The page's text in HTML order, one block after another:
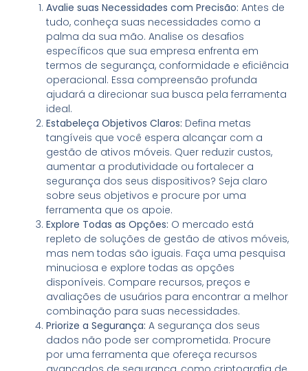
Avalie suas Necessidades com Precisão: Antes de
tudo, conheça suas necessidades como a
palma da sua mão. Analise os desafios
específicos que sua empresa enfrenta em
termos de segurança, conformidade e eficiência
operacional. Essa compreensão profunda
ajudará a direcionar sua busca pela ferramenta
ideal.
Estabeleça Objetivos Claros: Defina metas
tangíveis que você espera alcançar com a
gestão de ativos móveis. Quer reduzir custos,
aumentar a produtividade ou fortalecer a
segurança dos seus dispositivos? Seja claro
sobre seus objetivos e procure por uma
ferramenta que os apoie.
Explore Todas as Opções: O mercado está
repleto de soluções de gestão de ativos móveis,
mas nem todas são iguais. Faça uma pesquisa
minuciosa e explore todas as opções
disponíveis. Compare recursos, preços e
avaliações de usuários para encontrar a melhor
combinação para suas necessidades.
Priorize a Segurança: A segurança dos seus
dados não pode ser comprometida. Procure
por uma ferramenta que ofereça recursos